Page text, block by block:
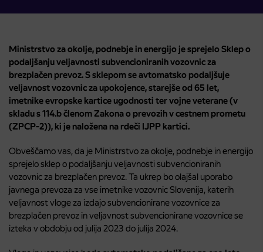
Ministrstvo za okolje, podnebje in energijo je sprejelo Sklep o
podaljšanju veljavnosti subvencioniranih vozovnic za
brezplačen prevoz. S sklepom se avtomatsko podaljšuje
veljavnost vozovnic za upokojence, starejše od 65 let,
imetnike evropske kartice ugodnosti ter vojne veterane (v
skladu s 114.b členomZakona o prevozih v cestnem prometu
(ZPCP-2)), ki je naložena na rdeči IJPP kartici.
Obveščamo vas, da je Ministrstvo za okolje, podnebje in energijo
sprejelo sklep o podaljšanju veljavnosti subvencioniranih
vozovnic za brezplačen prevoz. Ta ukrep bo olajšal uporabo
javnega prevoza za vse imetnike vozovnic Slovenija, katerih
veljavnost vloge za izdajo subvencionirane vozovnice za
brezplačen prevoz in veljavnost subvencionirane vozovnice se
izteka v obdobju od julija 2023 do julija 2024.